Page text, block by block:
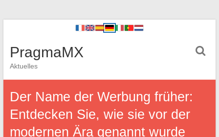
PragmaMX
Aktuelles
Der Name der Werbung früher:
Entdecken Sie, wie sie vor der
modernen Ära genannt wurde